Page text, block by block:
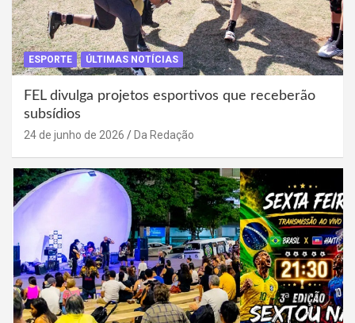
ESPORTE ÚLTIMAS NOTÍCIAS
FEL divulga projetos esportivos que receberão
subsídios
24 de junho de 2026 Da Redação